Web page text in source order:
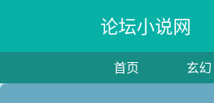
论坛小说网
首页 玄幻